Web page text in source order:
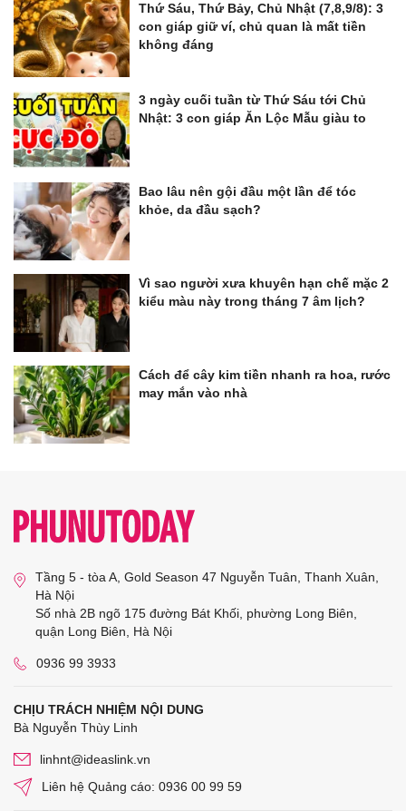
Thứ Sáu, Thứ Bảy, Chủ Nhật (7,8,9/8): 3
con giáp giữ ví, chủ quan là mất tiền
không đáng
3 ngày cuối tuần từ Thứ Sáu tới Chủ
Nhật: 3 con giáp Ăn Lộc Mẫu giàu to
Bao lâu nên gội đầu một lần để tóc
khỏe, da đầu sạch?
Vì sao người xưa khuyên hạn chế mặc 2
kiểu màu này trong tháng 7 âm lịch?
Cách để cây kim tiền nhanh ra hoa, rước
may mắn vào nhà
Tầng 5 - tòa A, Gold Season 47 Nguyễn Tuân, Thanh Xuân,
Hà Nội
Số nhà 2B ngõ 175 đường Bát Khối, phường Long Biên,
quận Long Biên, Hà Nội
0936 99 3933
CHỊU TRÁCH NHIỆM NỘI DUNG
Bà Nguyễn Thùy Linh
linhnt@ideaslink.vn
Liên hệ Quảng cáo: 0936 00 99 59